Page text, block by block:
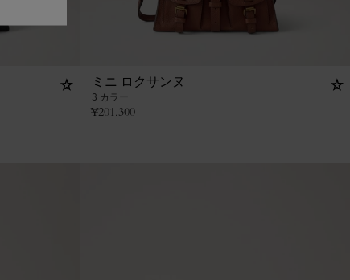
ミニ ロクサンヌ
3 カラー
¥201,300